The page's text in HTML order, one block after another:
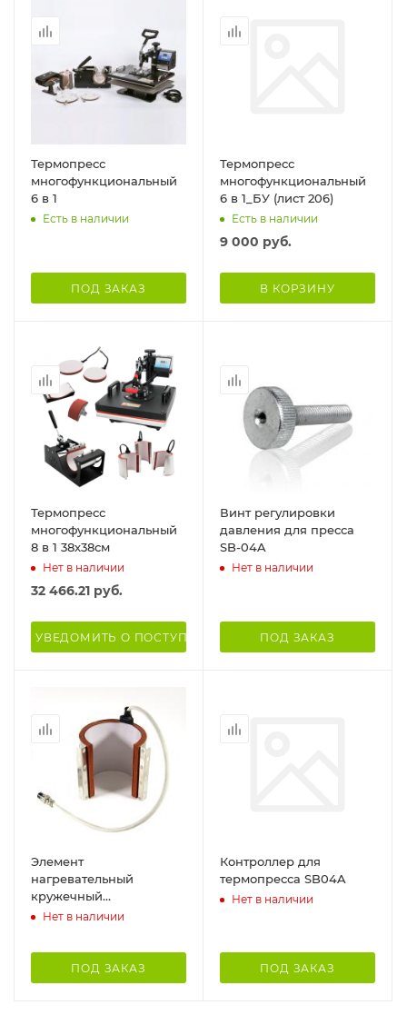
Термопресс
многофункциональный
6 в 1
Есть в наличии
ПОД ЗАКАЗ
Термопресс
многофункциональный
6 в 1_БУ (лист 206)
Есть в наличии
9 000 руб.
В КОРЗИНУ
Термопресс
многофункциональный
8 в 1 38х38см
Нет в наличии
32 466.21 руб.
УВЕДОМИТЬ О ПОСТУПЛЕНИИ
Винт регулировки
давления для пресса
SB-04A
Нет в наличии
ПОД ЗАКАЗ
Элемент
нагревательный
кружечный
цилиндрический для
Нет в наличии
ПОД ЗАКАЗ
Контроллер для
термопресса SB04A
Нет в наличии
ПОД ЗАКАЗ